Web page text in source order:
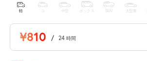
軽 中型 ボックス SUV 大型車
¥810 / 24 時間